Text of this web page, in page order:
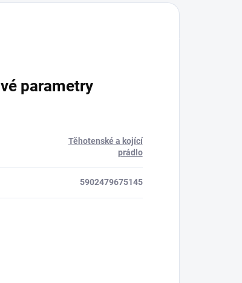
parametry
Těhotenské a kojící
prádlo
5902479675145